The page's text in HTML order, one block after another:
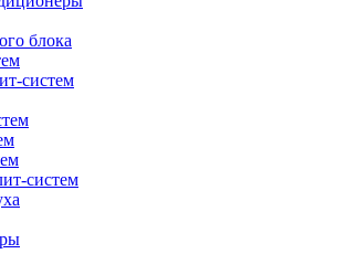
блока
систем
систем